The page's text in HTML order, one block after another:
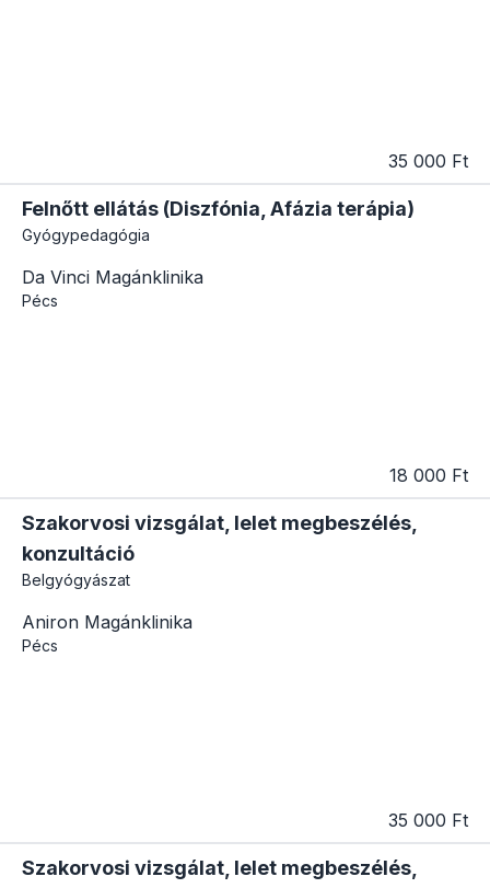
35 000 Ft
Felnőtt ellátás (Diszfónia, Afázia terápia)
Gyógypedagógia
Da Vinci Magánklinika
Pécs
18 000 Ft
Szakorvosi vizsgálat, lelet megbeszélés,
konzultáció
Belgyógyászat
Aniron Magánklinika
Pécs
35 000 Ft
Szakorvosi vizsgálat, lelet megbeszélés,